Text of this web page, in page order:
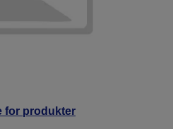
for produkter